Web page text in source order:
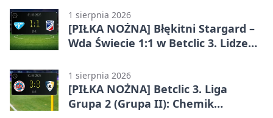
1 sierpnia 2026
[PIŁKA NOŻNA] Błękitni Stargard –
Wda Świecie 1:1 w Betclic 3. Lidze
1 sierpnia 2026
[PIŁKA NOŻNA] Betclic 3. Liga
Grupa 2 (Grupa II): Chemik